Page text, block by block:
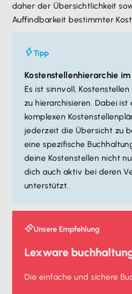
daher der Übersichtlichkeit
Auffindbarkeit bestimmter
Tipp
Kostenstellenhierarchie
Es ist sinnvoll,
zu hierarchisieren. Dabei
komplexen
jederzeit die Übersicht zu
eine spezifische
deine Kostenstellen nicht
dich auch aktiv bei deren
unterstützt.
Unsere Empfehlung
Lexware
Die einfache und sichere